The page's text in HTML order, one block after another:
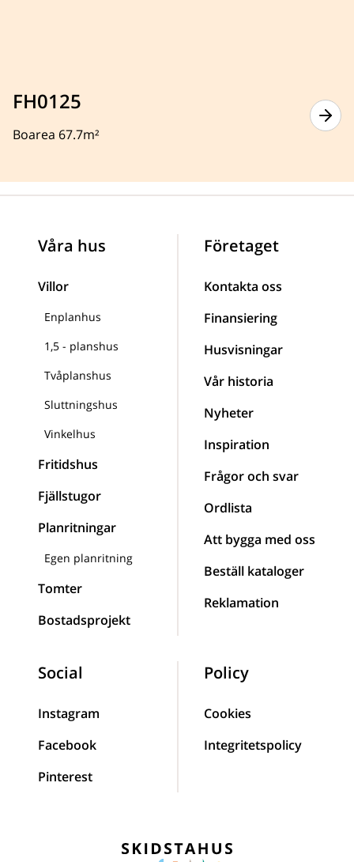
FH0125
Boarea 67.7m²
Våra hus
Villor
Enplanhus
1,5 - planshus
Tvåplanshus
Sluttningshus
Vinkelhus
Fritidshus
Fjällstugor
Planritningar
Egen planritning
Tomter
Bostadsprojekt
Företaget
Kontakta oss
Finansiering
Husvisningar
Vår historia
Nyheter
Inspiration
Frågor och svar
Ordlista
Att bygga med oss
Beställ kataloger
Reklamation
Social
Instagram
Facebook
Pinterest
Policy
Cookies
Integritetspolicy